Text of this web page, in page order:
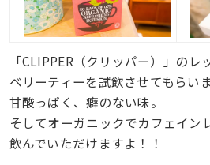
「CLIPPER（クリッパー）」の
ベリーティーを試飲させてもらい
甘酸っぱく、癖のない味。
そしてオーガニックでカフェイン
飲んでいただけますよ！！